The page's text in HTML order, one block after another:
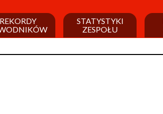
REKORDY
STATYSTYKI
ZESPOŁU